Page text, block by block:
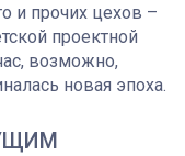
и прочих цехов –
проектной
возможно,
новая эпоха.